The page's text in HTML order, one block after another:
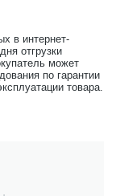
в интернет-
отгрузки
может
по гарантии
товара.